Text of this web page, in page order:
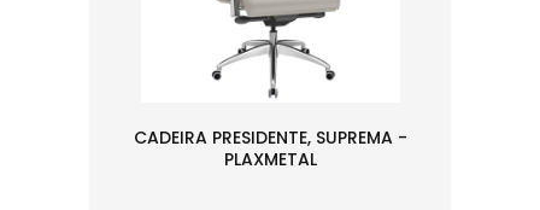
CADEIRA PRESIDENTE, SUPREMA -
PLAXMETAL